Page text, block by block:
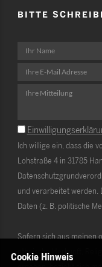
BITTE
Ich willige ein, dass die
Lohstraße 4 in 31785
und verarbeitet werden.
Daten (z. B. politische
Sofern sich aus meinen
ethnische Herkunft,
Cookie Hinweis